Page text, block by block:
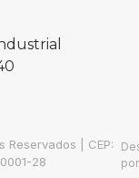
Reservados | CEP:
28
por